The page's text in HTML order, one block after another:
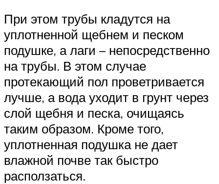
При этом трубы кладутся на
уплотненной щебнем и песком
подушке, а лаги – непосредственно
на трубы. В этом случае
протекающий пол проветривается
лучше, а вода уходит в грунт через
слой щебня и песка, очищаясь
таким образом. Кроме того,
уплотненная подушка не дает
влажной почве так быстро
расползаться.